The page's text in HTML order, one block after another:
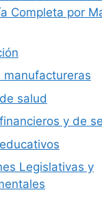
Completa por
manufactureras
salud
y de
Legislativas y